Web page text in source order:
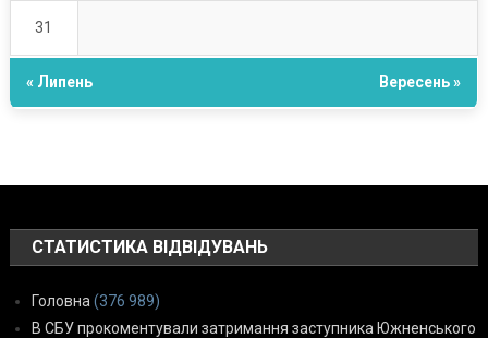
31
« Липень Вересень »
СТАТИСТИКА ВІДВІДУВАНЬ
Головна (376 989)
В СБУ прокоментували затримання заступника Южненського